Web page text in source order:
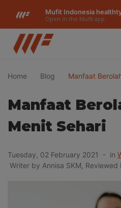
Mufit Indonesia
Open in the Mufit app
Home Blog Manfaat
Manfaat
Menit Sehari
Tuesday, 02 February 2021 - in
Writer by Annisa SKM, Reviewed